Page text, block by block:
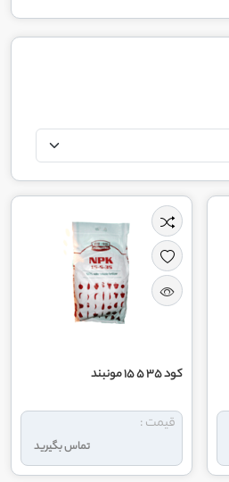
کود 35 5 15 مونبند
تماس بگیرید
قیمت :